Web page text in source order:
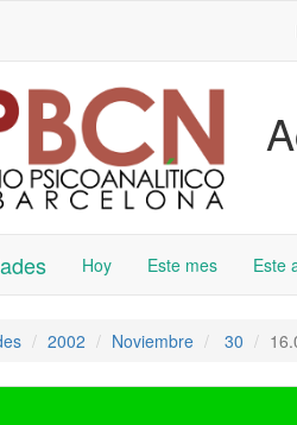
Hoy Este mes Este
2002 Noviembre 30